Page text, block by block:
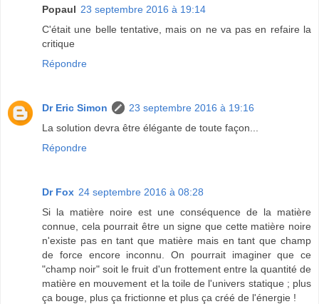
Popaul 23 septembre 2016 à 19:14
C'était une belle tentative, mais on ne va pas en refaire la
critique
Répondre
Dr Eric Simon
23 septembre 2016 à 19:16
La solution devra être élégante de toute façon...
Répondre
Dr Fox 24 septembre 2016 à 08:28
Si la matière noire est une conséquence de la matière
connue, cela pourrait être un signe que cette matière noire
n'existe pas en tant que matière mais en tant que champ
de force encore inconnu. On pourrait imaginer que ce
"champ noir" soit le fruit d'un frottement entre la quantité de
matière en mouvement et la toile de l'univers statique ; plus
ça bouge, plus ça frictionne et plus ça créé de l'énergie !